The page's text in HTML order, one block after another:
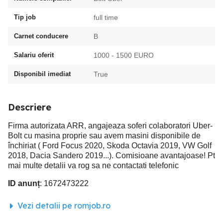
Tip job full time
Carnet conducere B
Salariu oferit 1000 - 1500 EURO
Disponibil imediat True
Descriere
Firma autorizata ARR, angajeaza soferi colaboratori Uber-
Bolt cu masina proprie sau avem masini disponibile de
închiriat ( Ford Focus 2020, Skoda Octavia 2019, VW Golf
2018, Dacia Sandero 2019...). Comisioane avantajoase! Pt
mai multe detalii va rog sa ne contactati telefonic
ID anunț: 1672473222
Vezi detalii pe romjob.ro